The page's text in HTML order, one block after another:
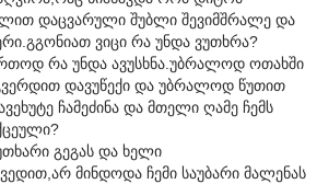
დაცვარული შუბლი შევიმშრალე და
ვიცი რა უნდა ვუთხრა?
რა უნდა ავუსხნა.უბრალოდ ოთახში
დავუწექი და უბრალოდ წუთით
ჩამეძინა და მთელი ღამე ჩემს
გეგას და ხელი
მინდოდა ჩემი საუბარი მალენას